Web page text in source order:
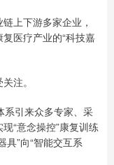
上下游多家企业，
医疗产业的“科技嘉
注。
系引来众多专家、采
“意念操控”康复训练
具”向“智能交互系